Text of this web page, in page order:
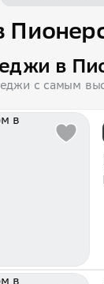
в
с самым